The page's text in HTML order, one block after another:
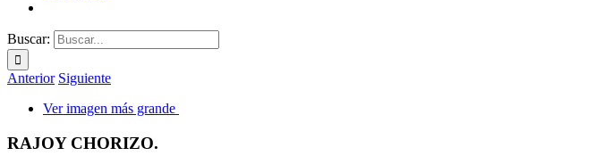
Buscar:
Anterior Siguiente
Ver imagen más grande
RAJOY CHORIZO.